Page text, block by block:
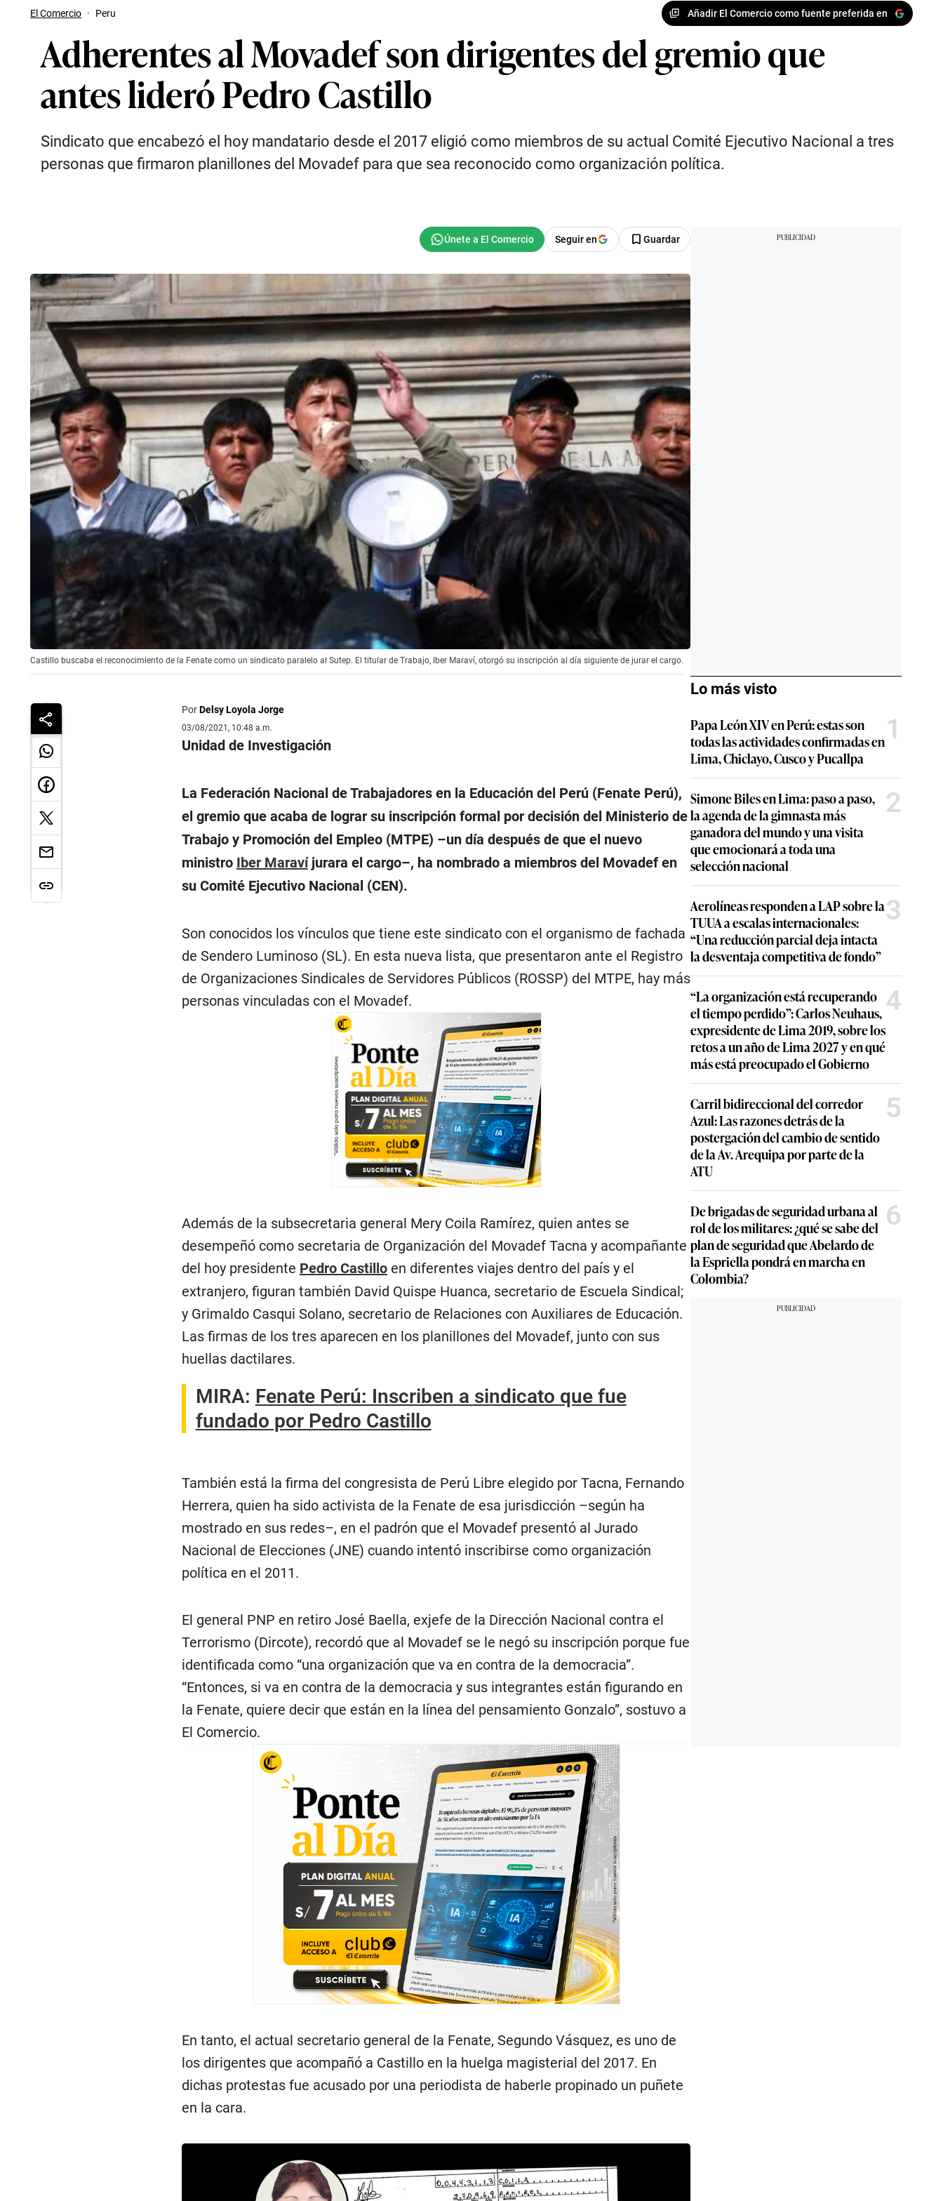
El Comercio · Peru Añadir El Comercio como fuente preferida en
Adherentes al Movadef son dirigentes del gremio que
antes lideró Pedro Castillo
Sindicato que encabezó el hoy mandatario desde el 2017 eligió como miembros de su actual Comité Ejecutivo Nacional a tres
personas que firmaron planillones del Movadef para que sea reconocido como organización política.
Seguir en Guardar
Castillo buscaba el reconocimiento de la Fenate como un sindicato paralelo al Sutep. El titular de Trabajo, Iber Maraví, otorgó su inscripción al día siguiente de jurar el cargo.
PorDelsy Loyola Jorge
03/08/2021, 10:48 a.m.
Unidad de Investigación
La Federación Nacional de Trabajadores en la Educación del Perú (Fenate Perú),
el gremio que acaba de lograr su inscripción formal por decisión del Ministerio de
Trabajo y Promoción del Empleo (MTPE) –un día después de que el nuevo
ministro Iber Maravíjurara el cargo–, ha nombrado a miembros del Movadef en
su Comité Ejecutivo Nacional (CEN).
Son conocidos los vínculos que tiene este sindicato con el organismo de fachada
de Sendero Luminoso (SL). En esta nueva lista, que presentaron ante el Registro
de Organizaciones Sindicales de Servidores Públicos (ROSSP) del MTPE, hay más
personas vinculadas con el Movadef.
Además de la subsecretaria general Mery Coila Ramírez, quien antes se
desempeñó como secretaria de Organización del Movadef Tacna y acompañante
del hoy presidente Pedro Castilloen diferentes viajes dentro del país y el
extranjero, figuran también David Quispe Huanca, secretario de Escuela Sindical;
y Grimaldo Casqui Solano, secretario de Relaciones con Auxiliares de Educación.
Las firmas de los tres aparecen en los planillones del Movadef, junto con sus
huellas dactilares.
MIRA: Fenate Perú: Inscriben a sindicato que fue
fundado por Pedro Castillo
También está la firma del congresista de Perú Libre elegido por Tacna, Fernando
Herrera, quien ha sido activista de la Fenate de esa jurisdicción –según ha
mostrado en sus redes–, en el padrón que el Movadef presentó al Jurado
Nacional de Elecciones (JNE) cuando intentó inscribirse como organización
política en el 2011.
El general PNP en retiro José Baella, exjefe de la Dirección Nacional contra el
Terrorismo (Dircote), recordó que al Movadef se le negó su inscripción porque fue
identificada como “una organización que va en contra de la democracia”.
“Entonces, si va en contra de la democracia y sus integrantes están figurando en
la Fenate, quiere decir que están en la línea del pensamiento Gonzalo”, sostuvo a
El Comercio.
En tanto, el actual secretario general de la Fenate, Segundo Vásquez, es uno de
los dirigentes que acompañó a Castillo en la huelga magisterial del 2017. En
dichas protestas fue acusado por una periodista de haberle propinado un puñete
en la cara.
Lo más visto
Papa León XIV en Perú: estas son
todas las actividades confirmadas en
Lima, Chiclayo, Cusco y Pucallpa
1
Simone Biles en Lima: paso a paso,
la agenda de la gimnasta más
ganadora del mundo y una visita
que emocionará a toda una
selección nacional
2
Aerolíneas responden a LAP sobre la
TUUA a escalas internacionales:
“Una reducción parcial deja intacta
la desventaja competitiva de fondo”
3
“La organización está recuperando
el tiempo perdido”: Carlos Neuhaus,
expresidente de Lima 2019, sobre los
retos a un año de Lima 2027 y en qué
más está preocupado el Gobierno
4
Carril bidireccional del corredor
Azul: Las razones detrás de la
postergación del cambio de sentido
de la Av. Arequipa por parte de la
ATU
5
De brigadas de seguridad urbana al
rol de los militares: ¿qué se sabe del
plan de seguridad que Abelardo de
la Espriella pondrá en marcha en
Colombia?
6